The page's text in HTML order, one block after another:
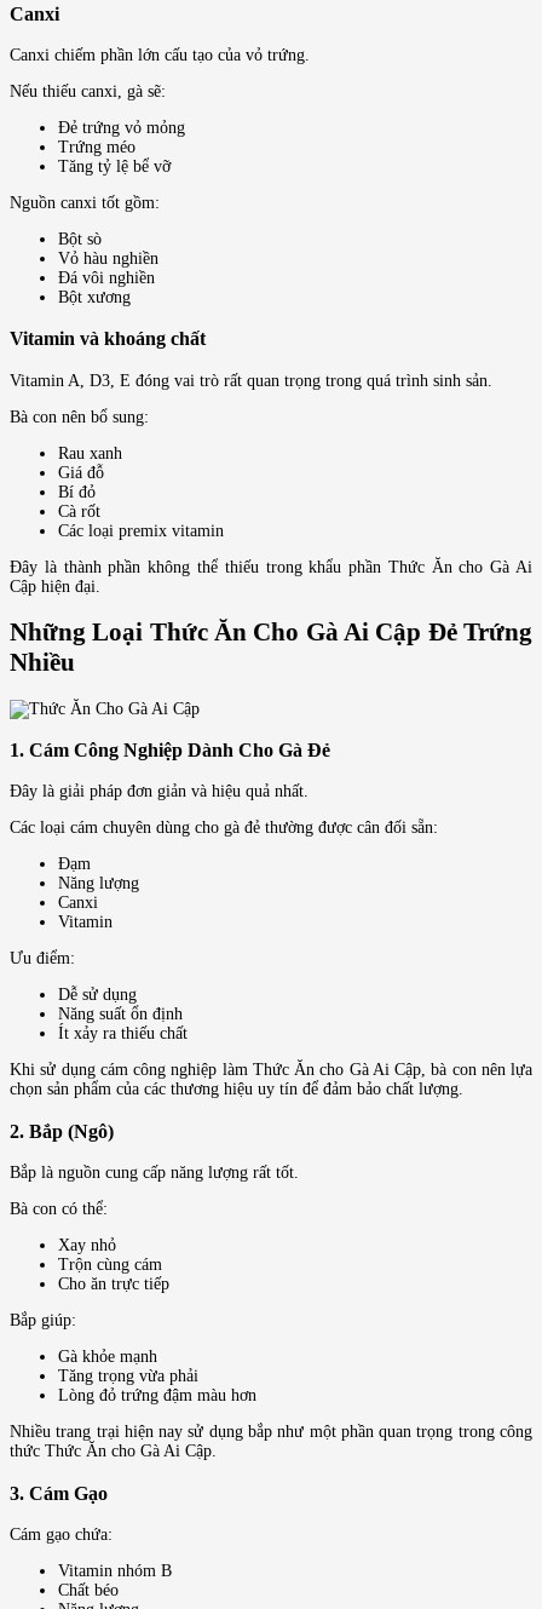
Canxi
Canxi chiếm phần lớn cấu tạo của vỏ trứng.
Nếu thiếu canxi, gà sẽ:
Đẻ trứng vỏ mỏng
Trứng méo
Tăng tỷ lệ bể vỡ
Nguồn canxi tốt gồm:
Bột sò
Vỏ hàu nghiền
Đá vôi nghiền
Bột xương
Vitamin và khoáng chất
Vitamin A, D3, E đóng vai trò rất quan trọng trong quá trình sinh sản.
Bà con nên bổ sung:
Rau xanh
Giá đỗ
Bí đỏ
Cà rốt
Các loại premix vitamin
Đây là thành phần không thể thiếu trong khẩu phần Thức Ăn cho Gà Ai
Cập hiện đại.
Những Loại Thức Ăn Cho Gà Ai Cập Đẻ Trứng
Nhiều
1. Cám Công Nghiệp Dành Cho Gà Đẻ
Đây là giải pháp đơn giản và hiệu quả nhất.
Các loại cám chuyên dùng cho gà đẻ thường được cân đối sẵn:
Đạm
Năng lượng
Canxi
Vitamin
Ưu điểm:
Dễ sử dụng
Năng suất ổn định
Ít xảy ra thiếu chất
Khi sử dụng cám công nghiệp làm Thức Ăn cho Gà Ai Cập, bà con nên lựa
chọn sản phẩm của các thương hiệu uy tín để đảm bảo chất lượng.
2. Bắp (Ngô)
Bắp là nguồn cung cấp năng lượng rất tốt.
Bà con có thể:
Xay nhỏ
Trộn cùng cám
Cho ăn trực tiếp
Bắp giúp:
Gà khỏe mạnh
Tăng trọng vừa phải
Lòng đỏ trứng đậm màu hơn
Nhiều trang trại hiện nay sử dụng bắp như một phần quan trọng trong công
thức Thức Ăn cho Gà Ai Cập.
3. Cám Gạo
Cám gạo chứa:
Vitamin nhóm B
Chất béo